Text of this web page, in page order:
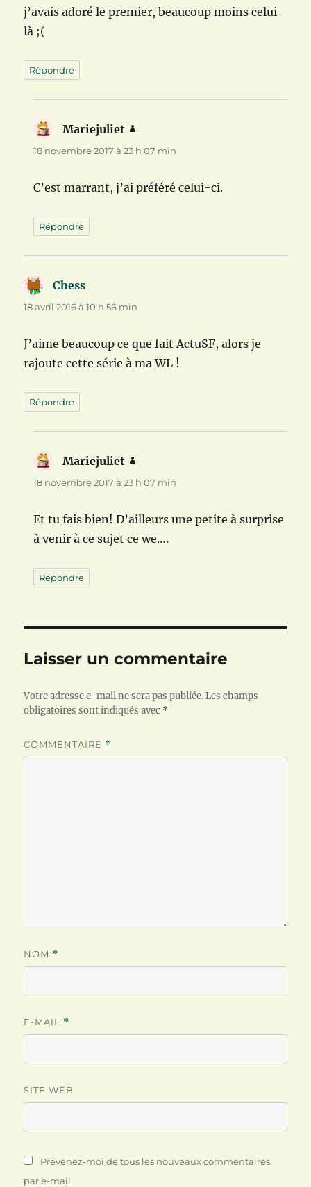
j’avais adoré le premier, beaucoup moins celui-
là ;(
Répondre
Mariejuliet
18 novembre 2017 à 23 h 07 min
C’est marrant, j’ai préféré celui-ci.
Répondre
Chess
18 avril 2016 à 10 h 56 min
J’aime beaucoup ce que fait ActuSF, alors je
rajoute cette série à ma WL !
Répondre
Mariejuliet
18 novembre 2017 à 23 h 07 min
Et tu fais bien! D’ailleurs une petite à surprise
à venir à ce sujet ce we….
Répondre
Laisser un commentaire
Votre adresse e-mail ne sera pas publiée. Les champs
obligatoires sont indiqués avec *
COMMENTAIRE *
NOM *
E-MAIL *
SITE WEB
Prévenez-moi de tous les nouveaux commentaires
par e-mail.